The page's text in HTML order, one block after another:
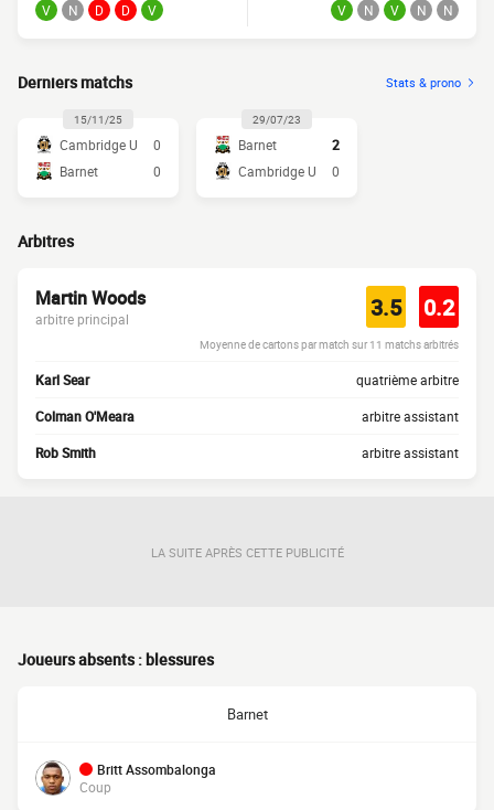
V N D D V V N V N N
Derniers matchs Stats & prono
15/11/25
Cambridge U
0
Barnet
0
29/07/23
Barnet
2
Cambridge U
0
Arbitres
Martin Woods
arbitre principal 3.5 0.2
Moyenne de cartons par match sur 11 matchs arbitrés
Karl Sear quatrième arbitre
Colman O'Meara arbitre assistant
Rob Smith arbitre assistant
LA SUITE APRÈS CETTE PUBLICITÉ
Joueurs absents : blessures
Barnet
Britt Assombalonga
Coup